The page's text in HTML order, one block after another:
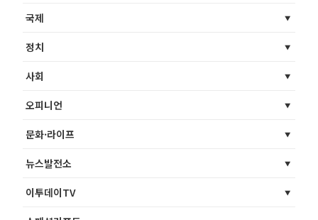
국제
정치
사회
오피니언
문화·라이프
뉴스발전소
이투데이TV